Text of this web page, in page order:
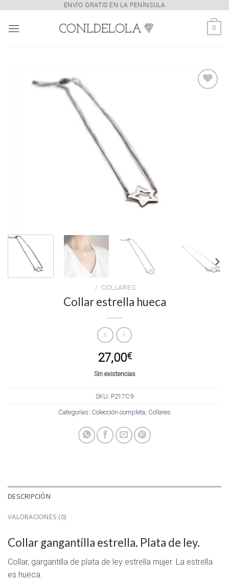
content
ENVÍO GRATIS EN LA PENÍNSULA
0
/ COLLARES
Collar estrella hueca
27,00€
Sin existencias
SKU: P217C9
Categorías: Colección completa, Collares
DESCRIPCIÓN
VALORACIONES (0)
Collar gangantilla estrella. Plata de ley.
Collar, gargantilla de plata de ley estrella mujer. La estrella
es hueca.